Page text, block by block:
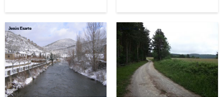
Jesús Esarte Lluís Colt